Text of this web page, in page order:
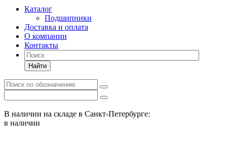
Каталог
Подшипники
Доставка и оплата
О компании
Контакты
Найти
В наличии на складе в Санкт-Петербурге:
в наличии